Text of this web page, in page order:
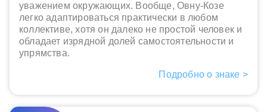
уважением окружающих. Вообще, Овну-Козе
легко адаптироваться практически в любом
коллективе, хотя он далеко не простой человек и
обладает изрядной долей самостоятельности и
упрямства.
Подробно о знаке >